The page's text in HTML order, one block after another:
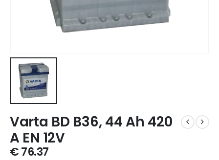
Varta BD B36, 44 Ah 420
A EN 12V
€76.37